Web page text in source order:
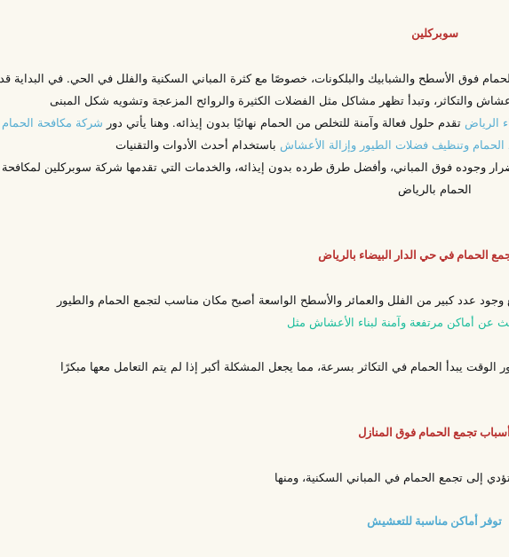
سوبركلين
فوق الأسطح والشبابيك والبلكونات، خصوصًا مع كثرة المباني السكنية والفلل في الحي. في البداية قد
والتكاثر، وتبدأ تظهر مشاكل مثل الفضلات الكثيرة والروائح المزعجة وتشويه شكل المبنى
الرياض تقدم حلول فعالة وآمنة للتخلص من الحمام نهائيًا بدون إيذائه. وهنا يأتي دور شركة مكافحة الحمام
وتنظيف فضلات الطيور وإزالة الأعشاش باستخدام أحدث الأدوات والتقنيات
وجوده فوق المباني، وأفضل طرق طرده بدون إيذائه، والخدمات التي تقدمها شركة سوبركلين لمكافحة
الحمام بالرياض
الحمام في حي الدار البيضاء بالرياض
وجود عدد كبير من الفلل والعمائر والأسطح الواسعة أصبح مكان مناسب لتجمع الحمام والطيور
عن أماكن مرتفعة وآمنة لبناء الأعشاش مثل
الوقت يبدأ الحمام في التكاثر بسرعة، مما يجعل المشكلة أكبر إذا لم يتم التعامل معها مبكرًا
أسباب تجمع الحمام فوق المنازل
إلى تجمع الحمام في المباني السكنية، ومنها
توفر أماكن مناسبة للتعشيش